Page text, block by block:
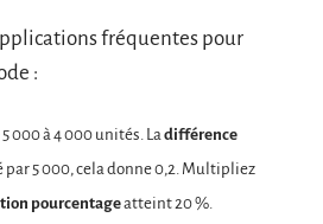
fréquentes pour
:
000 à 4 000 unités. La différence
par 5 000, cela donne 0,2. Multipliez
pourcentageatteint 20 %.